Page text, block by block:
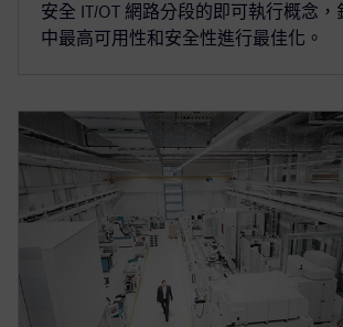
安全 IT/OT 網路分段的即可執行概念
中最高可用性和安全性進行最佳化。